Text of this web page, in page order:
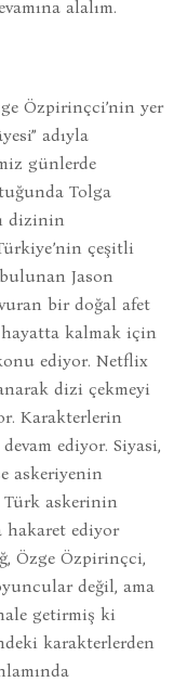
alalım.
Özpirinçci’nin yer
adıyla
günlerde
Tolga
dizinin
çeşitli
Jason
bir doğal afet
kalmak için
ediyor. Netflix
dizi çekmeyi
Karakterlerin
ediyor. Siyasi,
askeriyenin
askerinin
hakaret ediyor
Özge Özpirinçci,
değil, ama
getirmiş ki
karakterlerden